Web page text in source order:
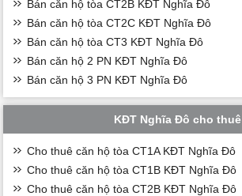
Bán căn hộ tòa CT2B KĐT Nghĩa Đô
Bán căn hộ tòa CT2C KĐT Nghĩa Đô
Bán căn hộ tòa CT3 KĐT Nghĩa Đô
Bán căn hộ 2 PN KĐT Nghĩa Đô
Bán căn hộ 3 PN KĐT Nghĩa Đô
KĐT Nghĩa Đô cho thuê
Cho thuê căn hộ tòa CT1A KĐT Nghĩa Đô
Cho thuê căn hộ tòa CT1B KĐT Nghĩa Đô
Cho thuê căn hộ tòa CT2B KĐT Nghĩa Đô